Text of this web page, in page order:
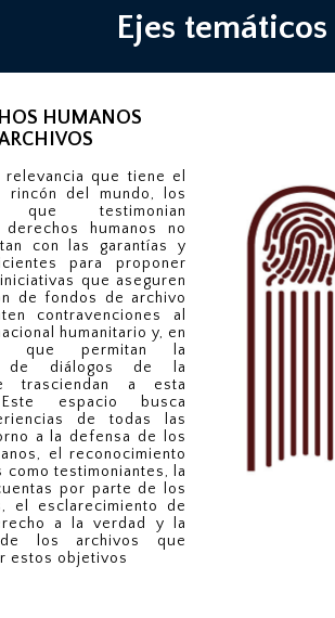
Ejes temáticos
HUMANOS
que tiene el
rincón del mundo, los
que testimonian
humanos no
con las garantías y
para proponer
que aseguren
de fondos de archivo
contravenciones al
humanitario y, en
que permitan la
de diálogos de la
trasciendan a esta
Este espacio busca
de todas las
a la defensa de los
el reconocimiento
como testimoniantes, la
por parte de los
el esclarecimiento de
a la verdad y la
de los archivos que
estos objetivos